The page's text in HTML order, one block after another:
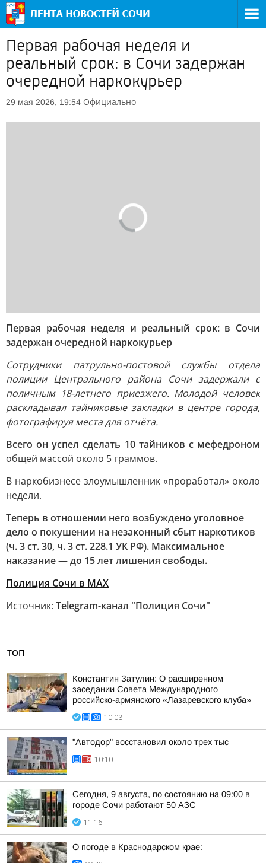
Первая рабочая неделя и
реальный срок: в Сочи задержан
очередной наркокурьер
29 мая 2026, 19:54 Официально
Первая рабочая неделя и реальный срок: в Сочи
задержан очередной наркокурьер
Сотрудники патрульно-постовой службы отдела
полиции Центрального района Сочи задержали с
поличным 18-летнего приезжего. Молодой человек
раскладывал тайниковые закладки в центре города,
фотографируя места для отчёта.
Всего он успел сделать 10 тайников с мефедроном
общей массой около 5 граммов.
В наркобизнесе злоумышленник «проработал» около
недели.
Теперь в отношении него возбуждено уголовное
дело о покушении на незаконный сбыт наркотиков
(ч. 3 ст. 30, ч. 3 ст. 228.1 УК РФ). Максимальное
наказание — до 15 лет лишения свободы.
Полиция Сочи в МАХ
Источник: Telegram-канал "Полиция Сочи"
ТОП
Константин Затулин: О расширенном
заседании Совета Международного
российско-армянского «Лазаревского клуба»
10:03
"Автодор" восстановил около трех тыс
10:10
Сегодня, 9 августа, по состоянию на 09:00 в
городе Сочи работают 50 АЗС
11:16
О погоде в Краснодарском крае: